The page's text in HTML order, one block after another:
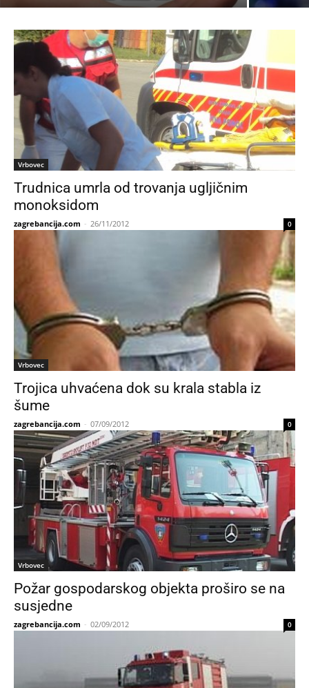
Vrbovec
Trudnica umrla od trovanja ugljičnim
monoksidom
zagrebancija.com - 26/11/2012 0
Vrbovec
Trojica uhvaćena dok su krala stabla iz
šume
zagrebancija.com - 07/09/2012 0
Vrbovec
Požar gospodarskog objekta proširo se na
susjedne
zagrebancija.com - 02/09/2012 0